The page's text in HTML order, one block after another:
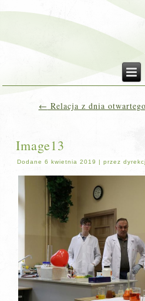
← Relacja z dnia
Image13
Dodane 6 kwietnia 2019 |przez